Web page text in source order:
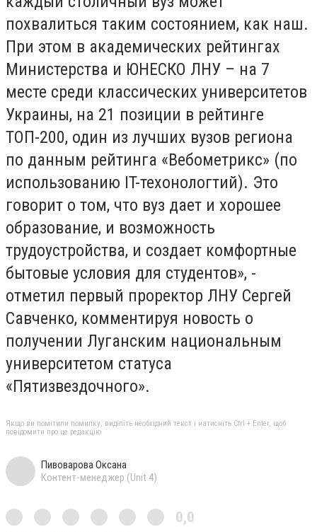
похвалиться таким состоянием, как наш.
При этом в академических рейтингах
Министерства и ЮНЕСКО ЛНУ – на 7
месте среди классических университетов
Украины, на 21 позиции в рейтинге
ТОП-200, один из лучших вузов региона
по данным рейтинга «Вебометрикс» (по
использованию IT-техонологтий). Это
говорит о том, что вуз дает и хорошее
образование, и возможность
трудоустройства, и создает комфортные
бытовые условия для студентов», -
отметил первый проректор ЛНУ Сергей
Савченко, комментируя новость о
получении Луганским национальным
университетом статуса
«Пятизвездочного».
Якщо ви помітили помилку, виділіть необхідний текст і натисніть Ctrl + Enter, щоб
повідомити про це редакцію
Пивоварова Оксана
Контент-менеджер (Unit 4)
0,0